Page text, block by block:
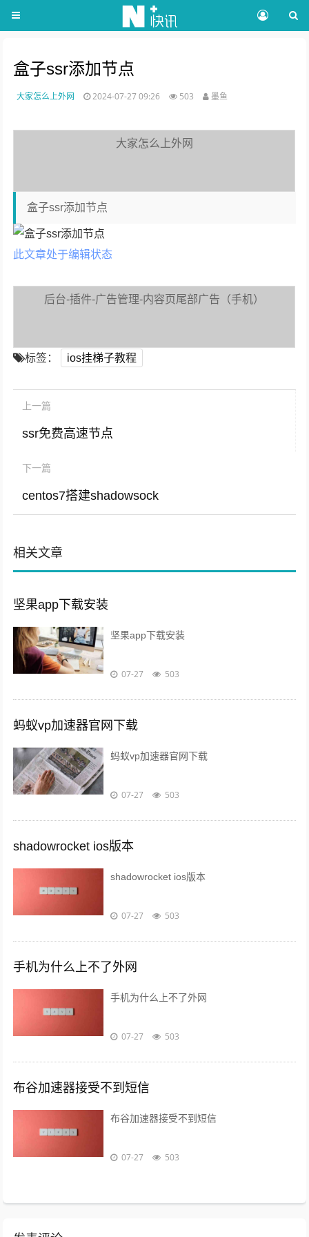
盒子ssr添加节点
大家怎么上外网 2024-07-27 09:26 503 墨鱼
大家怎么上外网
盒子ssr添加节点
此文章处于编辑状态
后台-插件-广告管理-内容页尾部广告（手机）
标签： ios挂梯子教程
上一篇
ssr免费高速节点
下一篇
centos7搭建shadowsock
相关文章
坚果app下载安装
坚果app下载安装
07-27 503
蚂蚁vp加速器官网下载
蚂蚁vp加速器官网下载
07-27 503
shadowrocket ios版本
shadowrocket ios版本
07-27 503
手机为什么上不了外网
手机为什么上不了外网
07-27 503
布谷加速器接受不到短信
布谷加速器接受不到短信
07-27 503